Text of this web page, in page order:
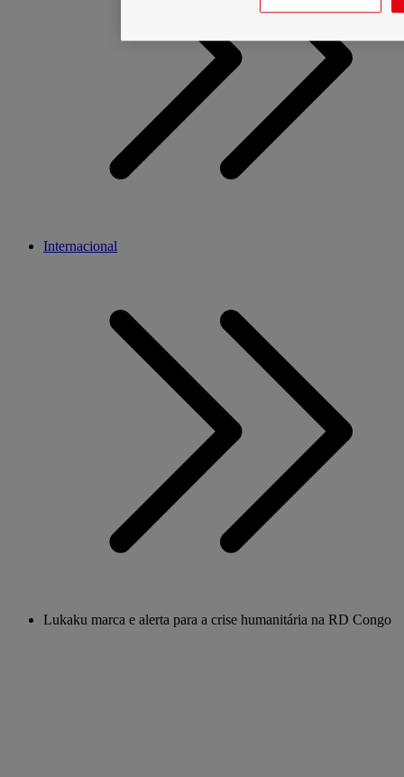
Internacional
Lukaku marca e alerta para a crise humanitária na RD Congo